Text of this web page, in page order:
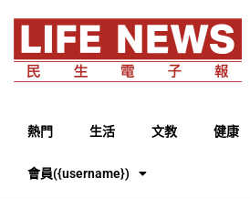
熱門 生活 文教 健康
會員({username})